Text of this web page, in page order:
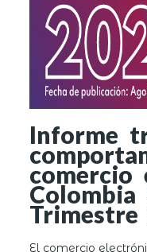
Informe
comercio
Colombia
Trimestre
El comercio